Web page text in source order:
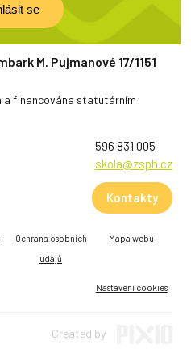
M. Pujmanové 17/1151
a financována statutárním
596 831 005
skola@zsph.cz
Kontakty
Ochrana osobních
údajů
Mapa webu
Nastavení cookies
Created by